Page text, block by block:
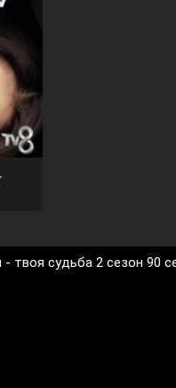
твоя судьба 2 сезон 90